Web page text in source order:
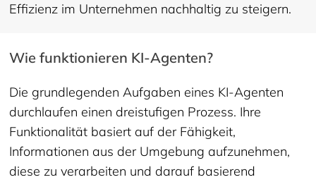
Effizienz im Unternehmen nachhaltig zu steigern.
Wie funktionieren KI-Agenten?
Die grundlegenden Aufgaben eines KI-Agenten
durchlaufen einen dreistufigen Prozess. Ihre
Funktionalität basiert auf der Fähigkeit,
Informationen aus der Umgebung aufzunehmen,
diese zu verarbeiten und darauf basierend